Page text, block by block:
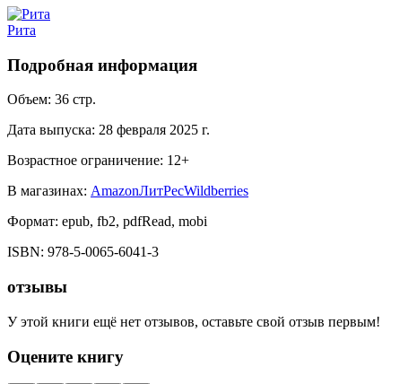
Рита
Подробная информация
Объем: 36 стр.
Дата выпуска: 28 февраля 2025 г.
Возрастное ограничение: 12+
В магазинах: AmazonЛитРесWildberries
Формат: epub, fb2, pdfRead, mobi
ISBN: 978-5-0065-6041-3
отзывы
У этой книги ещё нет отзывов, оставьте свой отзыв первым!
Оцените книгу